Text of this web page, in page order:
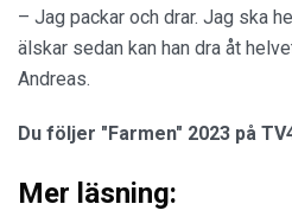
– Jag packar och drar. Jag ska
älskar sedan kan han dra åt
Andreas.
Du följer "Farmen" 2023 på
Mer läsning: